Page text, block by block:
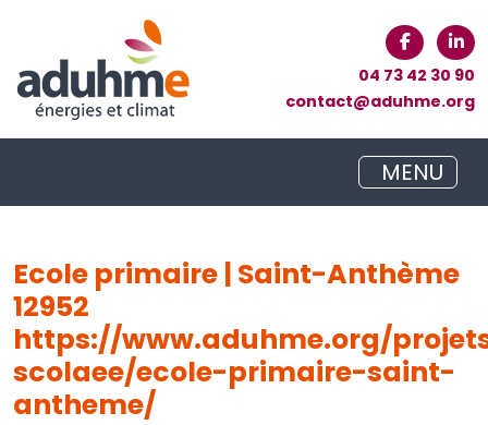
04 73 42 30 90
contact@aduhme.org
MENU
Ecole primaire | Saint-Anthème
12952
https://www.aduhme.org/
scolaee/ecole-primaire-saint-
antheme/